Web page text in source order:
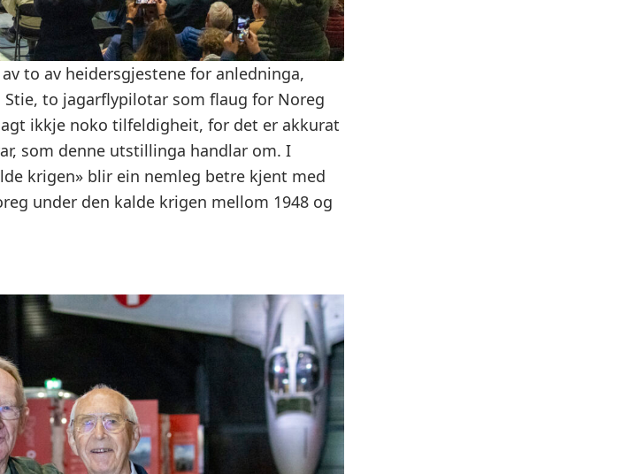
to av heidersgjestene for anledninga,
to jagarflypilotar som flaug for Noreg
ikkje noko tilfeldigheit, for det er akkurat
som denne utstillinga handlar om. I
krigen» blir ein nemleg betre kjent med
under den kalde krigen mellom 1948 og